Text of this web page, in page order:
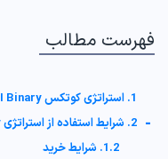
فهرست مطالب
1. استراتژی کوتکس Extreme CCI Binary چیست؟
2. شرایط استفاده از استراتژی Extreme CCI Binary در کوتکس -
1.2. شرایط خرید